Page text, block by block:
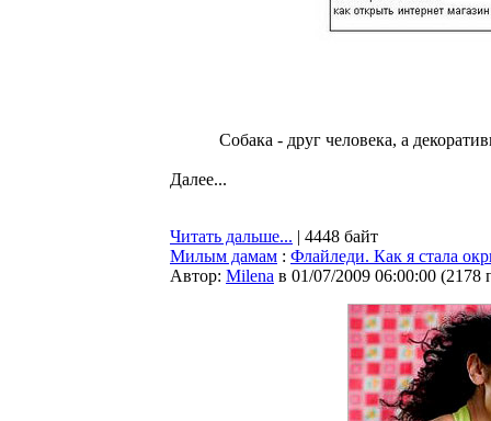
Собака - друг человека, а
Далее...
Читать дальше... | 4448 байт
Милым дамам : Флайледи. Как я стала
Автор: Milena в 01/07/2009 06:00:00 (2178